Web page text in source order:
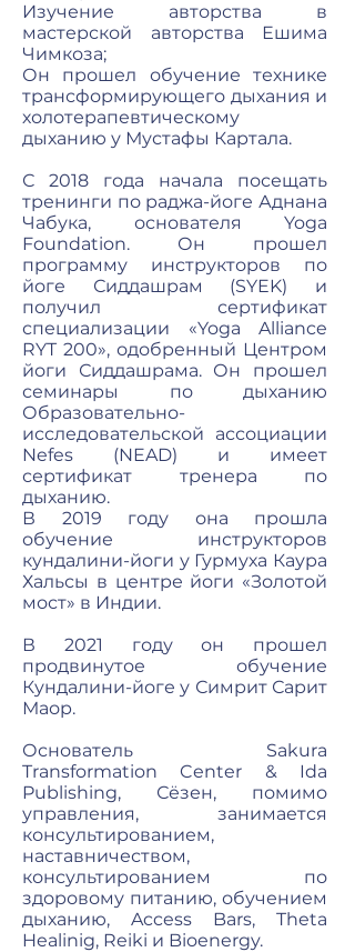
Изучение авторства в
мастерской авторства Ешима
Чимкоза;
Он прошел обучение технике
трансформирующего дыхания и
холотерапевтическому
дыханию у Мустафы Картала.
С 2018 года начала посещать
тренинги по раджа-йоге Аднана
Чабука, основателя Yoga
Foundation. Он прошел
программу инструкторов по
йоге Сиддашрам (SYEK) и
получил сертификат
специализации «Yoga Alliance
RYT 200», одобренный Центром
йоги Сиддашрама. Он прошел
семинары по дыханию
Образовательно-
исследовательской ассоциации
Nefes (NEAD) и имеет
сертификат тренера по
дыханию.
В 2019 году она прошла
обучение инструкторов
кундалини-йоги у Гурмуха Каура
Хальсы в центре йоги «Золотой
мост» в Индии.
В 2021 году он прошел
продвинутое обучение
Кундалини-йоге у Симрит Сарит
Маор.
Основатель Sakura
Transformation Center & Ida
Publishing, Сёзен, помимо
управления, занимается
консультированием,
наставничеством,
консультированием по
здоровому питанию, обучением
дыханию, Access Bars, Theta
Healinig, Reiki и Bioenergy.